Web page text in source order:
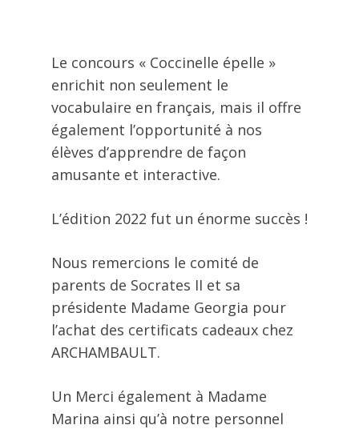
Le concours « Coccinelle épelle »
enrichit non seulement le
vocabulaire en français, mais il offre
également l’opportunité à nos
élèves d’apprendre de façon
amusante et interactive.
L’édition 2022 fut un énorme succès !
Nous remercions le comité de
parents de Socrates II et sa
présidente Madame Georgia pour
l’achat des certificats cadeaux chez
ARCHAMBAULT.
Un Merci également à Madame
Marina ainsi qu’à notre personnel